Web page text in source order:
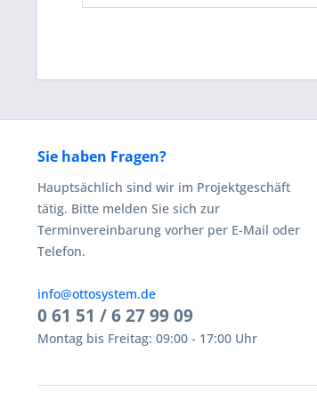
Sie haben Fragen?
Hauptsächlich sind wir im Projektgeschäft
tätig. Bitte melden Sie sich zur
Terminvereinbarung vorher per E-Mail oder
Telefon.
info@ottosystem.de
0 61 51 / 6 27 99 09
Montag bis Freitag: 09:00 - 17:00 Uhr